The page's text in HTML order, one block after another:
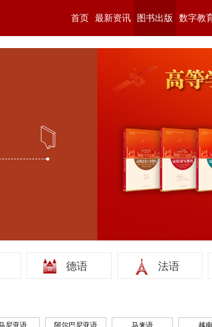
首页 最新资讯 图书出版 数字教
德语 法语
尼亚语 阿尔巴尼亚语 马来语 越